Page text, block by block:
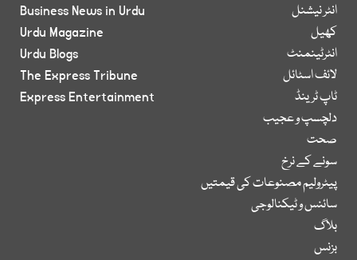
انٹر نیشنل
کھیل
انٹرٹینمنٹ
لائف اسٹائل
ٹاپ ٹرینڈ
دلچسپ و عجیب
صحت
سونے کے نرخ
پیٹرولیم مصنوعات کی قیمتیں
سائنس و ٹیکنالوجی
بلاگ
بزنس
Business News in Urdu
Urdu Magazine
Urdu Blogs
The Express Tribune
Express Entertainment